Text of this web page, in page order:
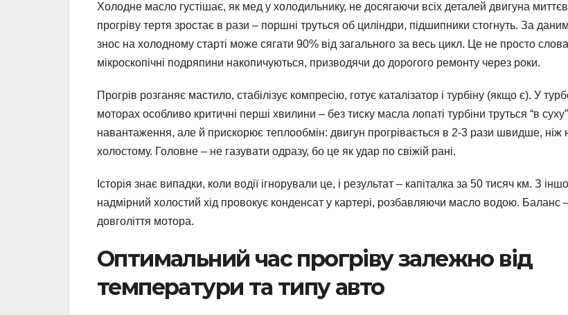
Холодне масло густішає, як мед у холодильнику, не досягаючи всіх деталей двигуна
прогріву тертя зростає в рази – поршні труться об циліндри, підшипники стогнуть. За
знос на холодному старті може сягати 90% від загального за весь цикл. Це не просто
мікроскопічні подряпини накопичуються, призводячи до дорогого ремонту через роки.
Прогрів розганяє мастило, стабілізує компресію, готує каталізатор і турбіну (якщо є). У
моторах особливо критичні перші хвилини – без тиску масла лопаті турбіни труться “в
навантаження, але й прискорює теплообмін: двигун прогрівається в 2-3 рази швидше, ніж
холостому. Головне – не газувати одразу, бо це як удар по свіжій рані.
Історія знає випадки, коли водії ігнорували це, і результат – капіталка за 50 тисяч км. З
надмірний холостий хід провокує конденсат у картері, розбавляючи масло водою. Баланс
довголіття мотора.
Оптимальний час прогріву залежно від
температури та типу авто